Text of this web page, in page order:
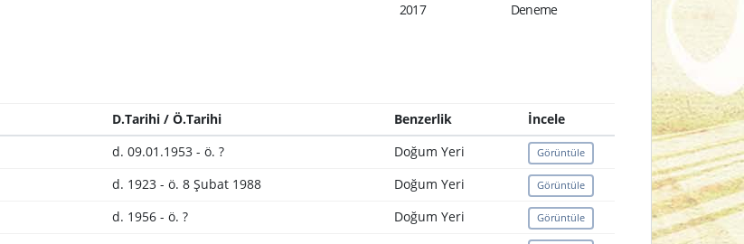
2017 Deneme
D.Tarihi / Ö.Tarihi Benzerlik
İncele
d. 09.01.1953 - ö. ? Doğum Yeri Görüntüle
d. 1923 - ö. 8 Şubat 1988 Doğum Yeri Görüntüle
d. 1956 - ö. ? Doğum Yeri Görüntüle